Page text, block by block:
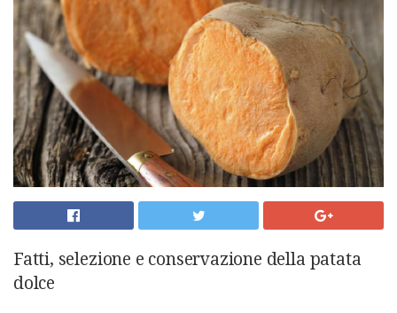
Fatti, selezione e conservazione della patata
dolce